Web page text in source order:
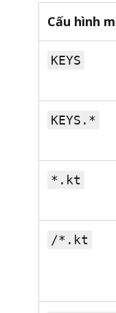
Cấu hình
KEYS
KEYS.*
*.kt
/*.kt